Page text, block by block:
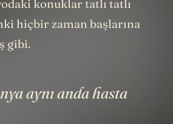
şeyin olabileceğini. Ama
konuklar tatlı tatlı
hiçbir zaman başlarına
aynı anda hasta